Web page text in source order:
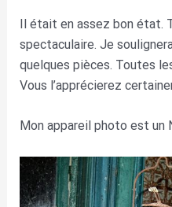
Il était en assez bon état.
spectaculaire. Je
quelques pièces. Toutes
Vous l’apprécierez
Mon appareil photo est un